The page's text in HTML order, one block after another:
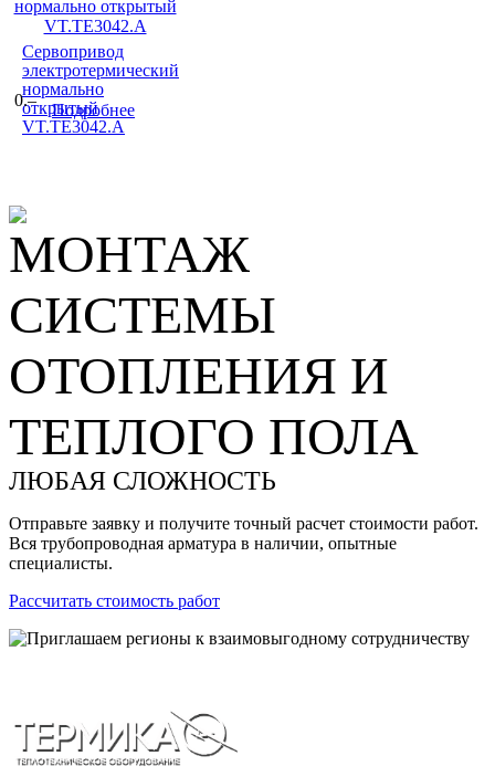
Сервопривод
электротермический
нормально
открытый
VT.TE3042.A
0.–
Подробнее
МОНТАЖ
СИСТЕМЫ
ОТОПЛЕНИЯ И
ТЕПЛОГО ПОЛА
ЛЮБАЯ СЛОЖНОСТЬ
Отправьте заявку и получите точный расчет стоимости работ.
Вся трубопроводная арматура в наличии, опытные
специалисты.
Рассчитать стоимость работ